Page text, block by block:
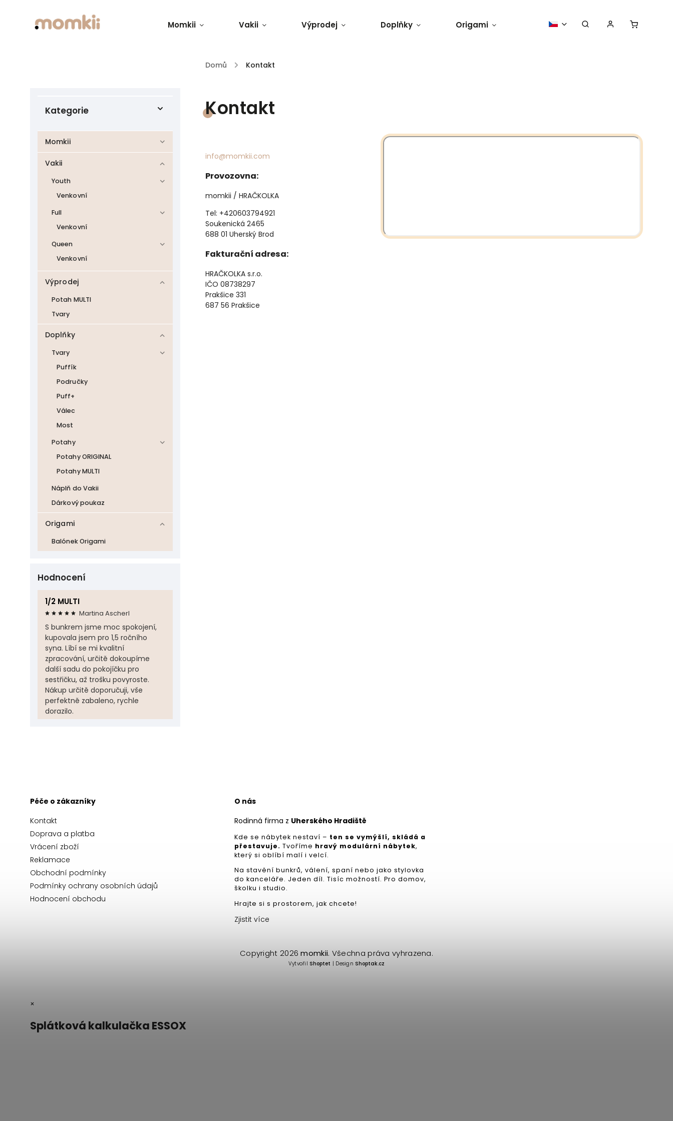
Momkii Vakii Výprodej Doplňky Origami Momkii na zkoušku
Domů / Kontakt
Kategorie
Momkii
Vakii
Youth
Venkovní
Full
Venkovní
Queen
Venkovní
Výprodej
Potah MULTI
Tvary
Doplňky
Tvary
Puffík
Područky
Puff+
Válec
Most
Potahy
Potahy ORIGINAL
Potahy MULTI
Náplň do Vakii
Dárkový poukaz
Origami
Balónek Origami
Hodnocení
1/2 MULTI
Martina Ascherl
S bunkrem jsme moc spokojení,
kupovala jsem pro 1,5 ročního
syna. Líbí se mi kvalitní
zpracování, určitě dokoupíme
další sadu do pokojíčku pro
sestřičku, až trošku povyroste.
Nákup určitě doporučuji, vše
perfektně zabaleno, rychle
dorazilo.
Kontakt
info@momkii.com
Provozovna:
momkii / HRAČKOLKA
Tel: +420603794921
Soukenická 2465
688 01 Uherský Brod
Fakturační adresa:
HRAČKOLKA s.r.o.
IČO 08738297
Prakšice 331
687 56 Prakšice
Péče o zákazníky
Kontakt
Doprava a platba
Vrácení zboží
Reklamace
Obchodní podmínky
Podmínky ochrany osobních údajů
Hodnocení obchodu
O nás
Rodinná firma z Uherského Hradiště
Kde se nábytek nestaví – ten se vymýšlí, skládá a
přestavuje. Tvoříme hravý modulární nábytek,
který si oblíbí malí i velcí.
Na stavění bunkrů, válení, spaní nebo jako stylovka
do kanceláře. Jeden díl. Tisíc možností. Pro domov,
školku i studio.
Hrajte si s prostorem, jak chcete!
Zjistit více
Copyright 2026momkii. Všechna práva vyhrazena.
Vytvořil Shoptet | Design Shoptak.cz
×
Splátková kalkulačka ESSOX